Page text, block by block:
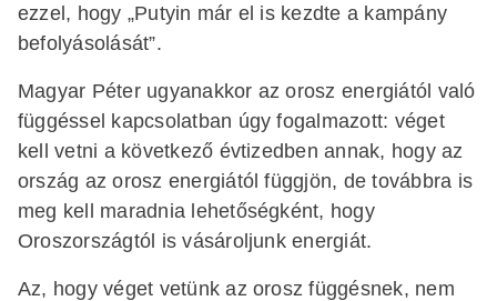
ezzel, hogy „Putyin már el is kezdte a kampány
befolyásolását”.
Magyar Péter ugyanakkor az orosz energiától való
függéssel kapcsolatban úgy fogalmazott: véget
kell vetni a következő évtizedben annak, hogy az
ország az orosz energiától függjön, de továbbra is
meg kell maradnia lehetőségként, hogy
Oroszországtól is vásároljunk energiát.
Az, hogy véget vetünk az orosz függésnek, nem